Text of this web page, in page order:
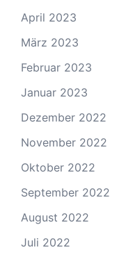
April 2023
März 2023
Februar 2023
Januar 2023
Dezember 2022
November 2022
Oktober 2022
September 2022
August 2022
Juli 2022